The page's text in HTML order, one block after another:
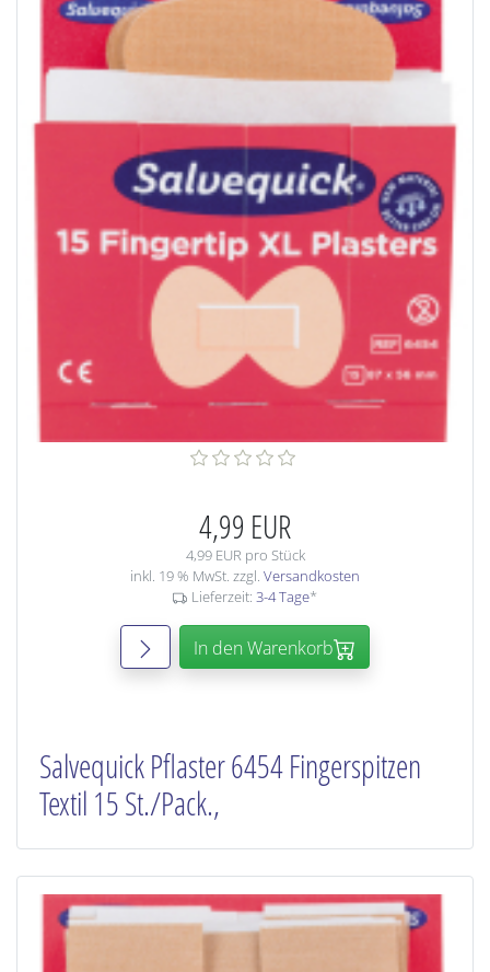
4,99 EUR
4,99 EUR pro Stück
inkl. 19 % MwSt. zzgl. Versandkosten
Lieferzeit: 3-4 Tage*
In den Warenkorb
Salvequick Pflaster 6454 Fingerspitzen
Textil 15 St./Pack.,